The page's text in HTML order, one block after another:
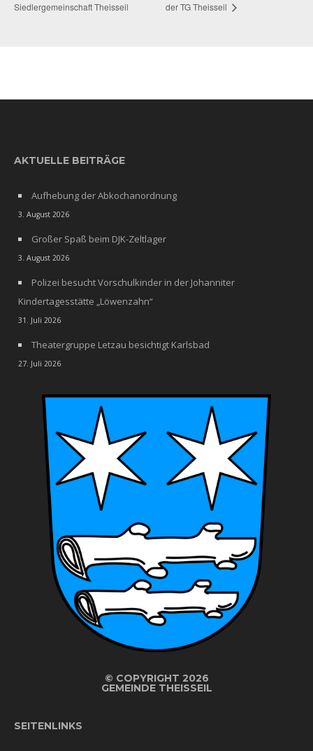
Siedlergemeinschaft Theisseil der TG Theisseil
AKTUELLE BEITRÄGE
Aufhebung der Abkochanordnung
3. August 2026
Großer Spaß beim DJK-Zeltlager
3. August 2026
Polizei besucht Vorschulkinder in der Johanniter
Kindertagesstätte „Löwenzahn“
31. Juli 2026
Theatergruppe Letzau besichtigt Karlsbad
27. Juli 2026
© COPYRIGHT 2026
GEMEINDE THEISSEIL
SEITENLINKS